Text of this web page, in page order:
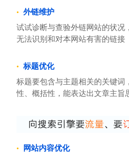
外链维护
试试诊断与查验外链网站的状况
无法识别和对本网站有害的链接
标题优化
标题要包含与主题相关的关键词
性、概括性，能表达出文章主旨
网站内容优化